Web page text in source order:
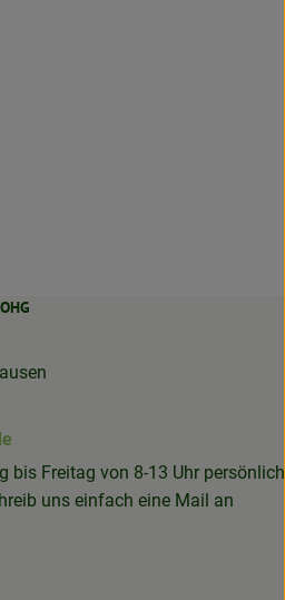
bis Freitag von 8-13 Uhr persönlich
uns einfach eine Mail an